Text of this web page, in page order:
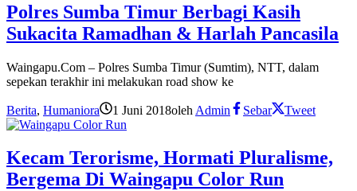
Polres Sumba Timur Berbagi Kasih
Sukacita Ramadhan & Harlah Pancasila
Waingapu.Com – Polres Sumba Timur (Sumtim), NTT, dalam
sepekan terakhir ini melakukan road show ke
Berita, Humaniora 1 Juni 2018oleh Admin Sebar Tweet
Kecam Terorisme, Hormati Pluralisme,
Bergema Di Waingapu Color Run